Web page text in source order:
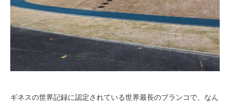
ギネスの世界記録に認定されている世界最長のブランコで、なん